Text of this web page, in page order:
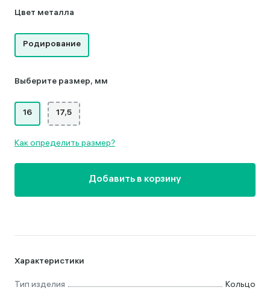
Характеристики
Тип изделия
Кольцо
Цвет металла
Родирование
Выберите размер, мм
16 17,5
Как определить размер?
Добавить в корзину